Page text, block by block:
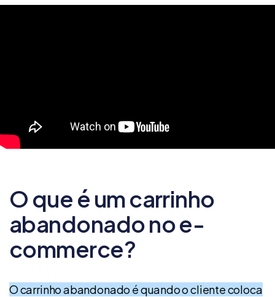
O que é um carrinho
abandonado no e-
commerce?
O carrinho abandonado é quando o cliente coloca